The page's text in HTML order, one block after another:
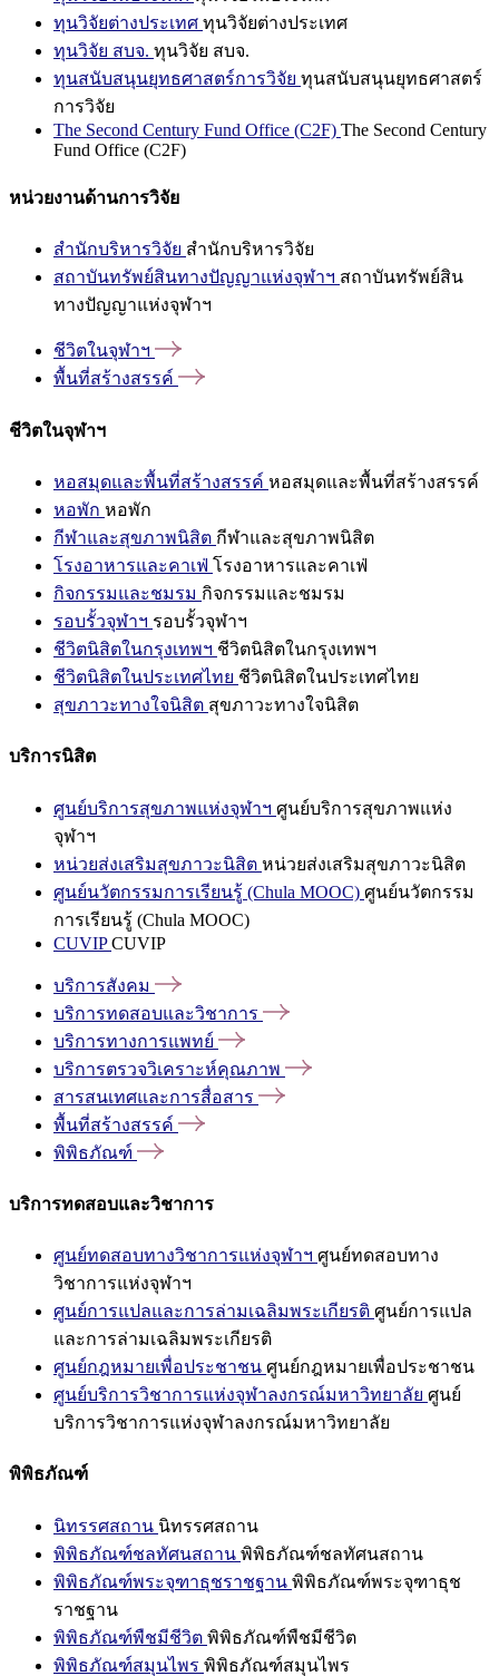
ทุนวิจัยต่างประเทศ ทุนวิจัยต่างประเทศ
ทุนวิจัย สบจ. ทุนวิจัย สบจ.
ทุนสนับสนุนยุทธศาสตร์การวิจัย ทุนสนับสนุนยุทธศาสตร์
การวิจัย
The Second Century Fund Office (C2F) The Second Century
Fund Office (C2F)
หน่วยงานด้านการวิจัย
สำนักบริหารวิจัย สำนักบริหารวิจัย
สถาบันทรัพย์สินทางปัญญาแห่งจุฬาฯ สถาบันทรัพย์สิน
ทางปัญญาแห่งจุฬาฯ
ชีวิตในจุฬาฯ
พื้นที่สร้างสรรค์
ชีวิตในจุฬาฯ
หอสมุดและพื้นที่สร้างสรรค์ หอสมุดและพื้นที่สร้างสรรค์
หอพัก หอพัก
กีฬาและสุขภาพนิสิต กีฬาและสุขภาพนิสิต
โรงอาหารและคาเฟ่ โรงอาหารและคาเฟ่
กิจกรรมและชมรม กิจกรรมและชมรม
รอบรั้วจุฬาฯ รอบรั้วจุฬาฯ
ชีวิตนิสิตในกรุงเทพฯ ชีวิตนิสิตในกรุงเทพฯ
ชีวิตนิสิตในประเทศไทย ชีวิตนิสิตในประเทศไทย
สุขภาวะทางใจนิสิต สุขภาวะทางใจนิสิต
บริการนิสิต
ศูนย์บริการสุขภาพแห่งจุฬาฯ ศูนย์บริการสุขภาพแห่ง
จุฬาฯ
หน่วยส่งเสริมสุขภาวะนิสิต หน่วยส่งเสริมสุขภาวะนิสิต
ศูนย์นวัตกรรมการเรียนรู้ (Chula MOOC) ศูนย์นวัตกรรม
การเรียนรู้ (Chula MOOC)
CUVIPCUVIP
บริการสังคม
บริการทดสอบและวิชาการ
บริการทางการแพทย์
บริการตรวจวิเคราะห์คุณภาพ
สารสนเทศและการสื่อสาร
พื้นที่สร้างสรรค์
พิพิธภัณฑ์
บริการทดสอบและวิชาการ
ศูนย์ทดสอบทางวิชาการแห่งจุฬาฯ ศูนย์ทดสอบทาง
วิชาการแห่งจุฬาฯ
ศูนย์การแปลและการล่ามเฉลิมพระเกียรติ ศูนย์การแปล
และการล่ามเฉลิมพระเกียรติ
ศูนย์กฎหมายเพื่อประชาชน ศูนย์กฎหมายเพื่อประชาชน
ศูนย์บริการวิชาการแห่งจุฬาลงกรณ์มหาวิทยาลัย ศูนย์
บริการวิชาการแห่งจุฬาลงกรณ์มหาวิทยาลัย
พิพิธภัณฑ์
นิทรรศสถาน นิทรรศสถาน
พิพิธภัณฑ์ชลทัศนสถาน พิพิธภัณฑ์ชลทัศนสถาน
พิพิธภัณฑ์พระจุฑาธุชราชฐาน พิพิธภัณฑ์พระจุฑาธุช
ราชฐาน
พิพิธภัณฑ์พืชมีชีวิต พิพิธภัณฑ์พืชมีชีวิต
พิพิธภัณฑ์สมุนไพร พิพิธภัณฑ์สมุนไพร